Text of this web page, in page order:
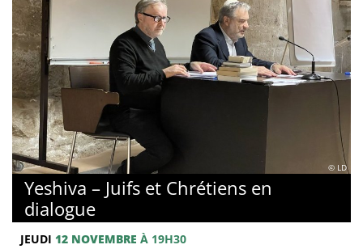
© LD
Yeshiva – Juifs et Chrétiens en
dialogue
JEUDI 12 NOVEMBRE À 19H30